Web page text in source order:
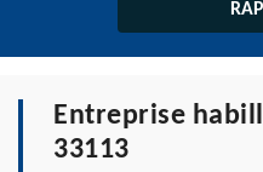
Entreprise
33113